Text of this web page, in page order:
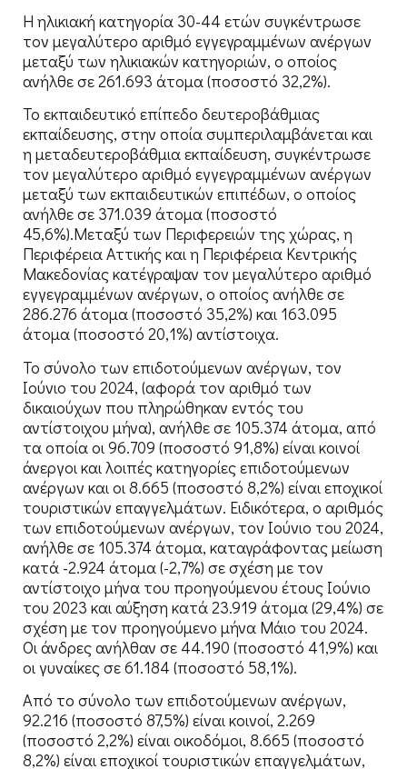
Η ηλικιακή κατηγορία 30-44 ετών συγκέντρωσε
τον μεγαλύτερο αριθμό εγγεγραμμένων ανέργων
μεταξύ των ηλικιακών κατηγοριών, ο οποίος
ανήλθε σε 261.693 άτομα (ποσοστό 32,2%).
Το εκπαιδευτικό επίπεδο δευτεροβάθμιας
εκπαίδευσης, στην οποία συμπεριλαμβάνεται και
η μεταδευτεροβάθμια εκπαίδευση, συγκέντρωσε
τον μεγαλύτερο αριθμό εγγεγραμμένων ανέργων
μεταξύ των εκπαιδευτικών επιπέδων, ο οποίος
ανήλθε σε 371.039 άτομα (ποσοστό
45,6%).Μεταξύ των Περιφερειών της χώρας, η
Περιφέρεια Αττικής και η Περιφέρεια Κεντρικής
Μακεδονίας κατέγραψαν τον μεγαλύτερο αριθμό
εγγεγραμμένων ανέργων, ο οποίος ανήλθε σε
286.276 άτομα (ποσοστό 35,2%) και 163.095
άτομα (ποσοστό 20,1%) αντίστοιχα.
Το σύνολο των επιδοτούμενων ανέργων, τον
Ιούνιο του 2024, (αφορά τον αριθμό των
δικαιούχων που πληρώθηκαν εντός του
αντίστοιχου μήνα), ανήλθε σε 105.374 άτομα, από
τα οποία οι 96.709 (ποσοστό 91,8%) είναι κοινοί
άνεργοι και λοιπές κατηγορίες επιδοτούμενων
ανέργων και οι 8.665 (ποσοστό 8,2%) είναι εποχικοί
τουριστικών επαγγελμάτων. Ειδικότερα, ο αριθμός
των επιδοτούμενων ανέργων, τον Ιούνιο του 2024,
ανήλθε σε 105.374 άτομα, καταγράφοντας μείωση
κατά -2.924 άτομα (-2,7%) σε σχέση με τον
αντίστοιχο μήνα του προηγούμενου έτους Ιούνιο
του 2023 και αύξηση κατά 23.919 άτομα (29,4%) σε
σχέση με τον προηγούμενο μήνα Μάιο του 2024.
Οι άνδρες ανήλθαν σε 44.190 (ποσοστό 41,9%) και
οι γυναίκες σε 61.184 (ποσοστό 58,1%).
Από το σύνολο των επιδοτούμενων ανέργων,
92.216 (ποσοστό 87,5%) είναι κοινοί, 2.269
(ποσοστό 2,2%) είναι οικοδόμοι, 8.665 (ποσοστό
8,2%) είναι εποχικοί τουριστικών επαγγελμάτων,